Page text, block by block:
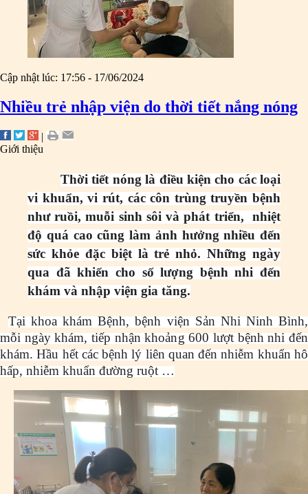
Cập nhật lúc: 17:56 - 17/06/2024
Nhiều trẻ nhập viện do thời tiết nắng nóng
|
Giới thiệu
Thời tiết nóng là điều kiện cho các loại
vi khuẩn, vi rút, các côn trùng truyền bệnh
như ruồi, muỗi sinh sôi và phát triển, nhiệt
độ quá cao cũng làm ảnh hưởng nhiều đến
sức khỏe đặc biệt là trẻ nhỏ. Những ngày
qua đã khiến cho số lượng bệnh nhi đến
khám và nhập viện gia tăng.
Tại khoa khám Bệnh, bệnh viện Sản Nhi Ninh Bình,
mỗi ngày khám, tiếp nhận khoảng 600 lượt bệnh nhi đến
khám. Hầu hết các bệnh lý liên quan đến nhiễm khuẩn hô
hấp, nhiễm khuẩn đường ruột …